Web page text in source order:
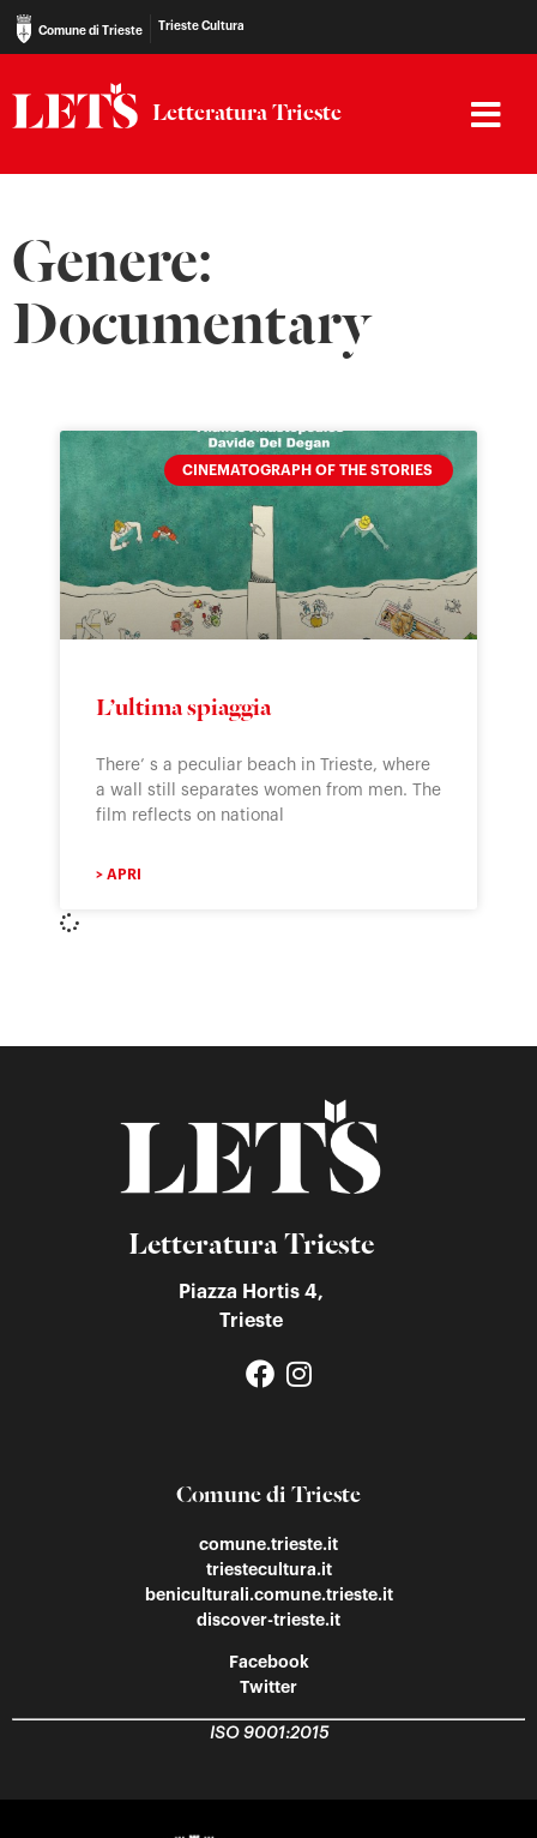
Comune di Trieste Trieste Cultura
Letteratura Trieste
Genere:
Documentary
CINEMATOGRAPH OF THE STORIES
L’ultima spiaggia
There’ s a peculiar beach in Trieste, where
a wall still separates women from men. The
film reflects on national
> APRI
Letteratura Trieste
Piazza Hortis 4,
Trieste
Comune di Trieste
comune.trieste.it
triestecultura.it
beniculturali.comune.trieste.it
discover-trieste.it
Facebook
Twitter
ISO 9001:2015